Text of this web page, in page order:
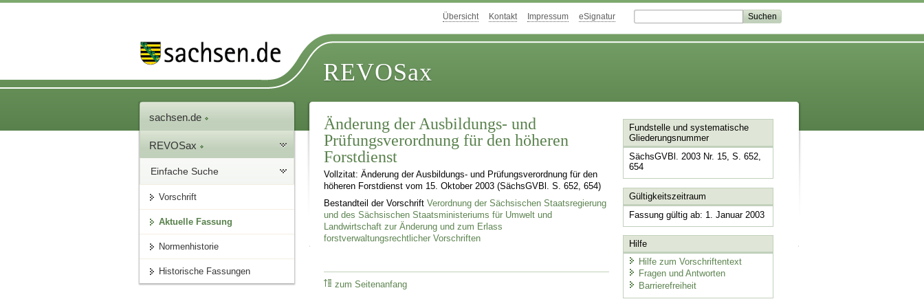
Übersicht Kontakt Impressum eSignatur
REVOSax
sachsen.de
REVOSax
Einfache Suche
Vorschrift
Aktuelle Fassung
Normenhistorie
Historische Fassungen
Änderung der Ausbildungs- und
Prüfungsverordnung für den höheren
Forstdienst
Vollzitat: Änderung der Ausbildungs- und Prüfungsverordnung für den
höheren Forstdienst vom 15. Oktober 2003 (SächsGVBl. S. 652, 654)
Bestandteil der VorschriftVerordnung der Sächsischen Staatsregierung
und des Sächsischen Staatsministeriums für Umwelt und
Landwirtschaft zur Änderung und zum Erlass
forstverwaltungsrechtlicher Vorschriften
zum Seitenanfang
Fundstelle und systematische
Gliederungsnummer
SächsGVBl. 2003 Nr. 15, S. 652,
654
Gültigkeitszeitraum
Fassung gültig ab: 1. Januar 2003
Hilfe
Hilfe zum Vorschriftentext
Fragen und Antworten
Barrierefreiheit